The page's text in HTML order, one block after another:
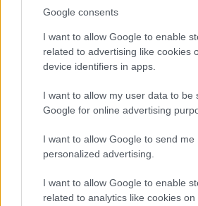
Google consents
I want to allow Google to enable
related to advertising like cookies
device identifiers in apps.
I want to allow my user data to be
Google for online advertising
I want to allow Google to send me
personalized advertising.
I want to allow Google to enable
related to analytics like cookies on
Var med och skriv
Vi har nått 10 000 medlemmar.
därefter ska vi nå vårt största mål
medlemmar.
Vill du vara med och skriva nästa
Hockeys historia?
Bli medlem idag och bli en del av